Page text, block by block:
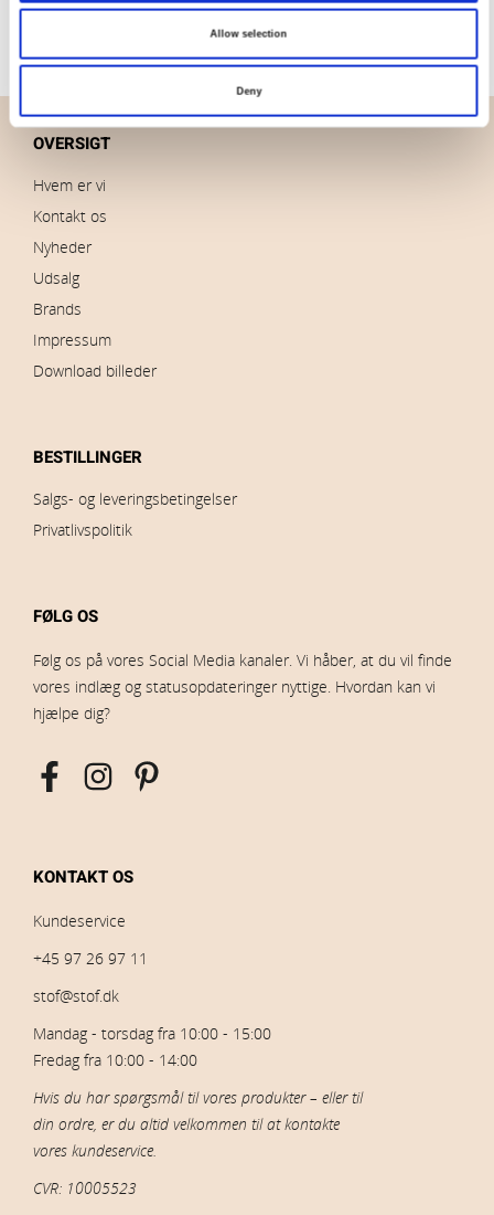
Allow selection
Deny
OVERSIGT
Hvem er vi
Kontakt os
Nyheder
Udsalg
Brands
Impressum
Download billeder
BESTILLINGER
Salgs- og leveringsbetingelser
Privatlivspolitik
FØLG OS
Følg os på vores Social Media kanaler. Vi håber, at du vil finde
vores indlæg og statusopdateringer nyttige. Hvordan kan vi
hjælpe dig?
KONTAKT OS
Kundeservice
+45 97 26 97 11
stof@stof.dk
Mandag - torsdag fra 10:00 - 15:00
Fredag fra 10:00 - 14:00
Hvis du har spørgsmål til vores produkter – eller til
din ordre, er du altid velkommen til at kontakte
vores kundeservice.
CVR: 10005523